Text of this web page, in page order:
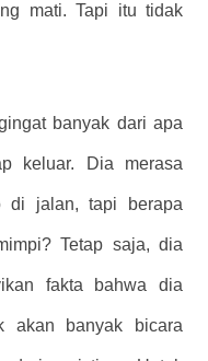
mati. Tapi itu tidak
banyak dari apa
keluar. Dia merasa
di jalan, tapi berapa
Tetap saja, dia
fakta bahwa dia
akan banyak bicara